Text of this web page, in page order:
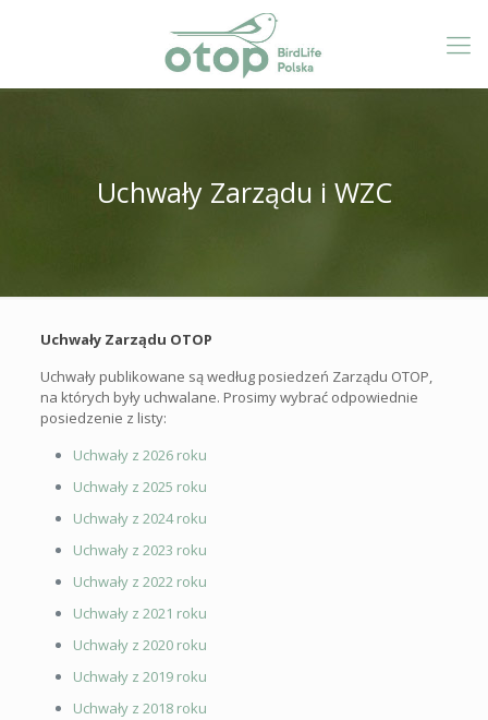
Uchwały Zarządu i WZC
Uchwały Zarządu OTOP
Uchwały publikowane są według posiedzeń Zarządu OTOP,
na których były uchwalane. Prosimy wybrać odpowiednie
posiedzenie z listy:
Uchwały z 2026 roku
Uchwały z 2025 roku
Uchwały z 2024 roku
Uchwały z 2023 roku
Uchwały z 2022 roku
Uchwały z 2021 roku
Uchwały z 2020 roku
Uchwały z 2019 roku
Uchwały z 2018 roku